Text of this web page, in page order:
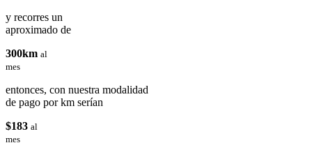
y recorres un
aproximado de
300km al
mes
entonces, con nuestra modalidad
de pago por km serían
$183 al
mes